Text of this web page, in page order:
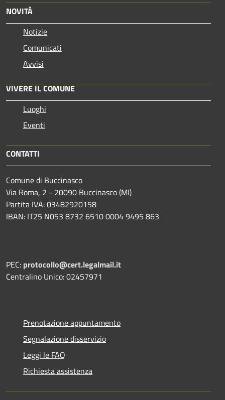
NOVITÀ
Notizie
Comunicati
Avvisi
VIVERE IL COMUNE
Luoghi
Eventi
CONTATTI
Comune di Buccinasco
Via Roma, 2 - 20090 Buccinasco (MI)
Partita IVA: 03482920158
IBAN: IT25 N053 8732 6510 0004 9495 863
PEC: protocollo@cert.legalmail.it
Centralino Unico: 02457971
Prenotazione appuntamento
Segnalazione disservizio
Leggi le FAQ
Richiesta assistenza